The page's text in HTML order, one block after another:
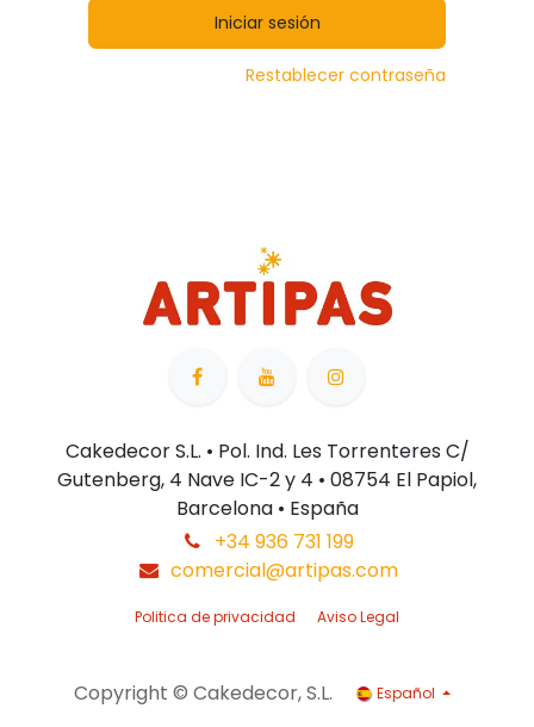
Iniciar sesión
Restablecer contraseña
Cakedecor S.L. • Pol. Ind. Les Torrenteres C/
Gutenberg, 4 Nave IC-2 y 4 • 08754 El Papiol,
Barcelona • España
+34 936 731 199
comercial@artipas.com
Politica de privacidad Aviso Legal
Copyright © Cakedecor, S.L. Español